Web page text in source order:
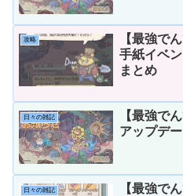
攻略
【最強で
手紙イベ
まとめ
日々の雑記
【最強で
アップデ
日々の雑記
【最強で